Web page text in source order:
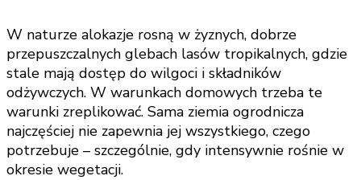
W naturze alokazje rosną w żyznych, dobrze
przepuszczalnych glebach lasów tropikalnych, gdzie
stale mają dostęp do wilgoci i składników
odżywczych. W warunkach domowych trzeba te
warunki zreplikować. Sama ziemia ogrodnicza
najczęściej nie zapewnia jej wszystkiego, czego
potrzebuje – szczególnie, gdy intensywnie rośnie w
okresie wegetacji.